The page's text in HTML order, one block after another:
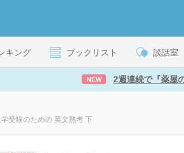
キング ブックリスト 談話室
NEW 2週連続で『薬屋
学受験のための 英文熟考 下